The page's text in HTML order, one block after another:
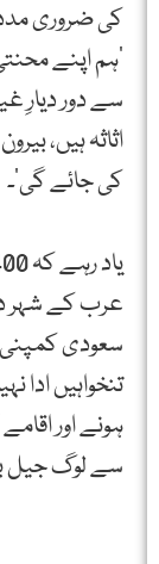
کی ضروری
‘ہم اپنے
سے دور دیارِ
اثاثہ ہیں،
کی جائے گی’۔
عرب کے شہر
تنخواہیں
ہونے اور
سے لوگ جیل